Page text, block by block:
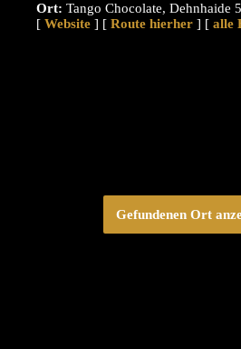
Ort: Tango Chocolate, Dehnhaide
[ Website ] [ Route hierher ] [ alle